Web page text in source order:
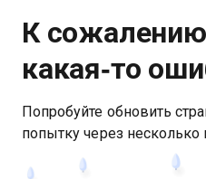
К
какая‑то
Попробуйте обновить
попытку через несколько